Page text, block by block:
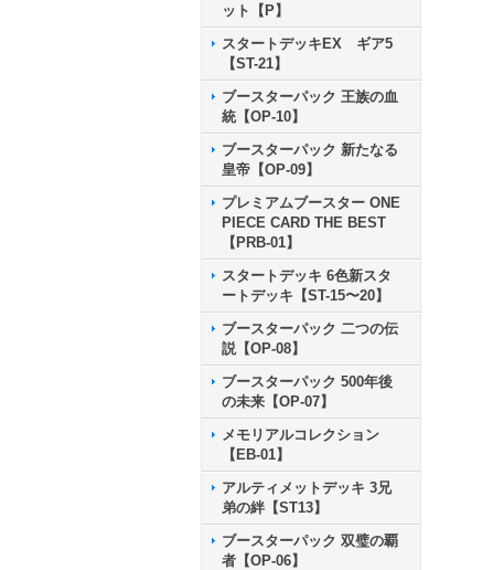
ット【P】
スタートデッキEX ギア5
【ST-21】
ブースターパック 王族の血
統【OP-10】
ブースターパック 新たなる
皇帝【OP-09】
プレミアムブースター ONE
PIECE CARD THE BEST
【PRB-01】
スタートデッキ 6色新スタ
ートデッキ【ST-15〜20】
ブースターパック 二つの伝
説【OP-08】
ブースターパック 500年後
の未来【OP-07】
メモリアルコレクション
【EB-01】
アルティメットデッキ 3兄
弟の絆【ST13】
ブースターパック 双璧の覇
者【OP-06】